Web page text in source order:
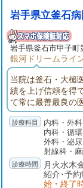
岩手県立釜石
岩手県釜石市甲子町
銀河ドリームライ
当院は釜石・大槌
績を上げ信頼を得
て常に最善最良の
ても「断らない救
す。
内科・外
内科・循
外科・泌
射線科・
月火水木
紹介･予
始・終了